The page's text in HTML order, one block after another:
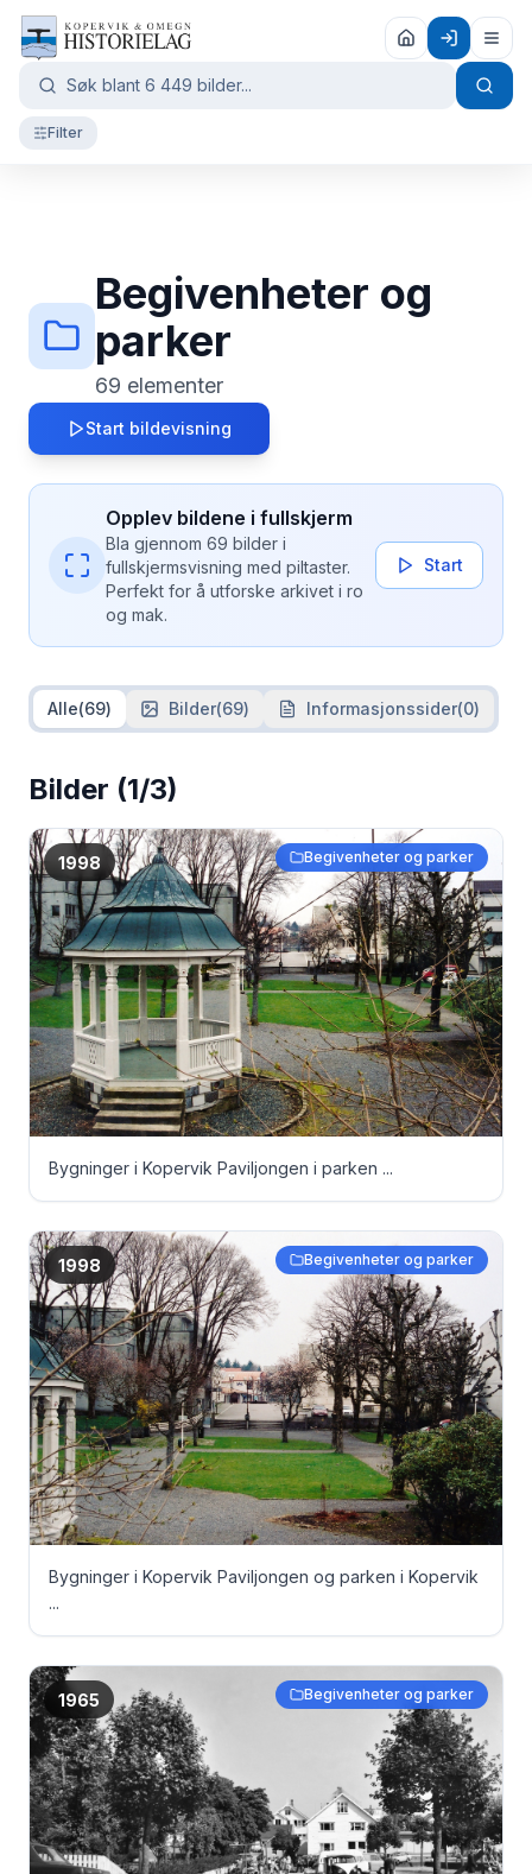
Filter
Begivenheter og
parker
69 elementer
Start bildevisning
Opplev bildene i fullskjerm
Bla gjennom 69 bilder i
fullskjermsvisning med piltaster.
Perfekt for å utforske arkivet i ro
og mak.
Start
Alle(69) Bilder(69) Informasjonssider(0)
Bilder (1/3)
1998 Begivenheter og parker
Bygninger i Kopervik Paviljongen i parken ...
1998 Begivenheter og parker
Bygninger i Kopervik Paviljongen og parken i Kopervik
...
1965 Begivenheter og parker